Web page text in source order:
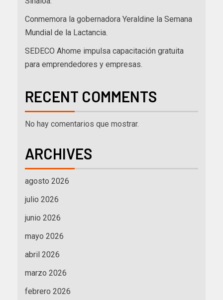
Conmemora la gobernadora Yeraldine la Semana
Mundial de la Lactancia.
SEDECO Ahome impulsa capacitación gratuita
para emprendedores y empresas.
RECENT COMMENTS
No hay comentarios que mostrar.
ARCHIVES
agosto 2026
julio 2026
junio 2026
mayo 2026
abril 2026
marzo 2026
febrero 2026